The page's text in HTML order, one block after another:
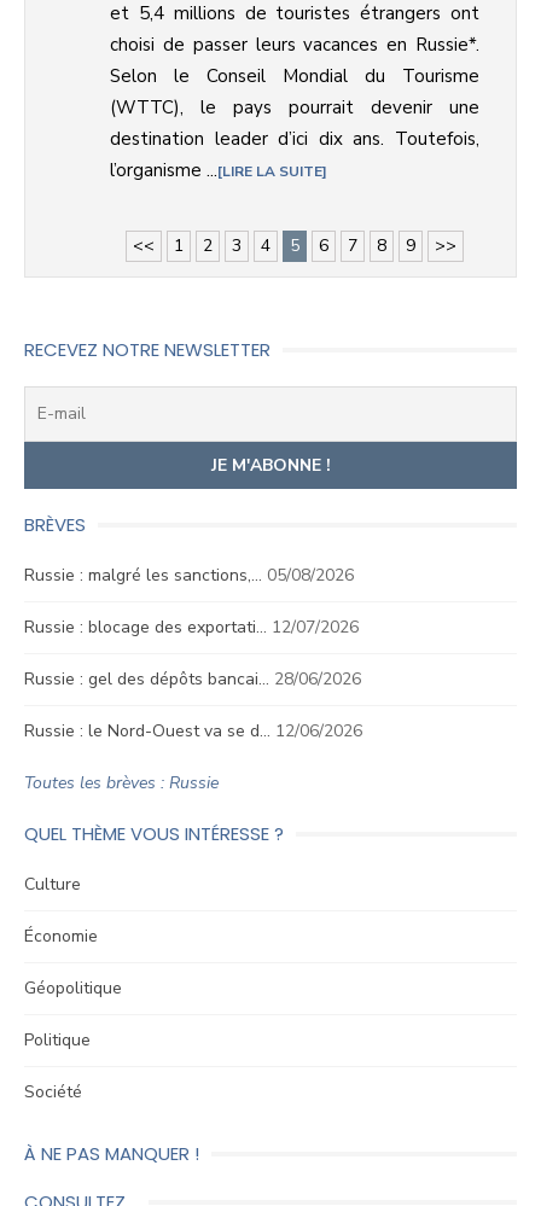
et 5,4 millions de touristes étrangers ont
choisi de passer leurs vacances en Russie*.
Selon le Conseil Mondial du Tourisme
(WTTC), le pays pourrait devenir une
destination leader d’ici dix ans. Toutefois,
l’organisme ... LIRE LA SUITE
<< 1 2 3 4 5 6 7 8 9 >>
RECEVEZ NOTRE NEWSLETTER
BRÈVES
Russie : malgré les sanctions,… 05/08/2026
Russie : blocage des exportati… 12/07/2026
Russie : gel des dépôts bancai… 28/06/2026
Russie : le Nord-Ouest va se d… 12/06/2026
Toutes les brèves : Russie
QUEL THÈME VOUS INTÉRESSE ?
Culture
Économie
Géopolitique
Politique
Société
À NE PAS MANQUER !